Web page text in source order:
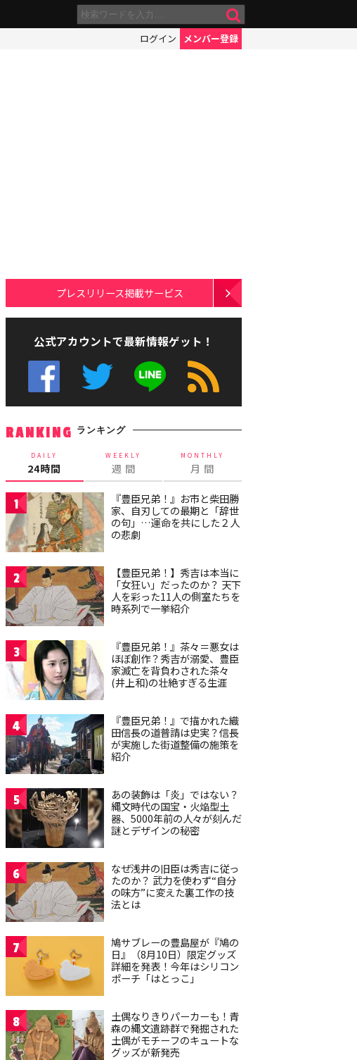
ログイン メンバー登録
プレスリリース掲載サービス
公式アカウントで最新情報ゲット！
RANKING ランキング
DAILY
24時間
WEEKLY
週 間
MONTHLY
月 間
1
『豊臣兄弟！』お市と柴田勝
家、自刃しての最期と「辞世
の句」…運命を共にした２人
の悲劇
2
【豊臣兄弟！】秀吉は本当に
「女狂い」だったのか？ 天下
人を彩った11人の側室たちを
時系列で一挙紹介
3
『豊臣兄弟！』茶々＝悪女は
ほぼ創作？秀吉が溺愛、豊臣
家滅亡を背負わされた茶々
(井上和)の壮絶すぎる生涯
4
『豊臣兄弟！』で描かれた織
田信長の道普請は史実？信長
が実施した街道整備の施策を
紹介
5
あの装飾は「炎」ではない？
縄文時代の国宝・火焔型土
器、5000年前の人々が刻んだ
謎とデザインの秘密
6
なぜ浅井の旧臣は秀吉に従っ
たのか？ 武力を使わず“自分
の味方”に変えた裏工作の技
法とは
7
鳩サブレーの豊島屋が『鳩の
日』（8月10日）限定グッズ
詳細を発表！今年はシリコン
ポーチ「はとっこ」
8
土偶なりきりパーカーも！青
森の縄文遺跡群で発掘された
土偶がモチーフのキュートな
グッズが新発売